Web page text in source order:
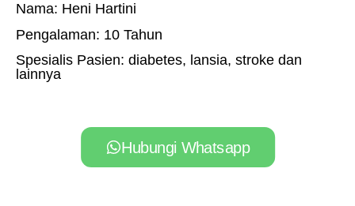
Nama: Heni Hartini
Pengalaman: 10 Tahun
Spesialis Pasien: diabetes, lansia, stroke dan
lainnya
Hubungi Whatsapp